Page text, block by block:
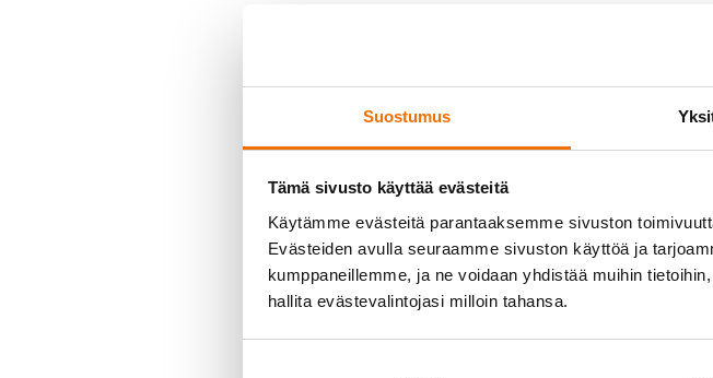
Suostumus
Tämä sivusto käyttää evästeitä
Käytämme evästeitä parantaaksemme sivuston
Evästeiden avulla seuraamme sivuston käyttöä ja
kumppaneillemme, ja ne voidaan yhdistää muihin
hallita evästevalintojasi milloin tahansa.
Ryhmäliikuntaohjaaja
Kiinnostuitko?